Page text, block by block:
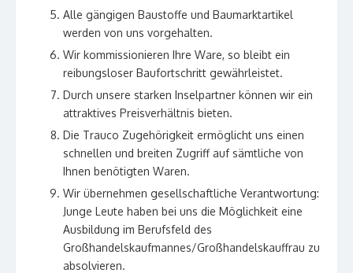
Alle gängigen Baustoffe und Baumarktartikel
werden von uns vorgehalten.
Wir kommissionieren Ihre Ware, so bleibt ein
reibungsloser Baufortschritt gewährleistet.
Durch unsere starken Inselpartner können wir ein
attraktives Preisverhältnis bieten.
Die Trauco Zugehörigkeit ermöglicht uns einen
schnellen und breiten Zugriff auf sämtliche von
Ihnen benötigten Waren.
Wir übernehmen gesellschaftliche Verantwortung:
Junge Leute haben bei uns die Möglichkeit eine
Ausbildung im Berufsfeld des
Großhandelskaufmannes/Großhandelskauffrau zu
absolvieren.